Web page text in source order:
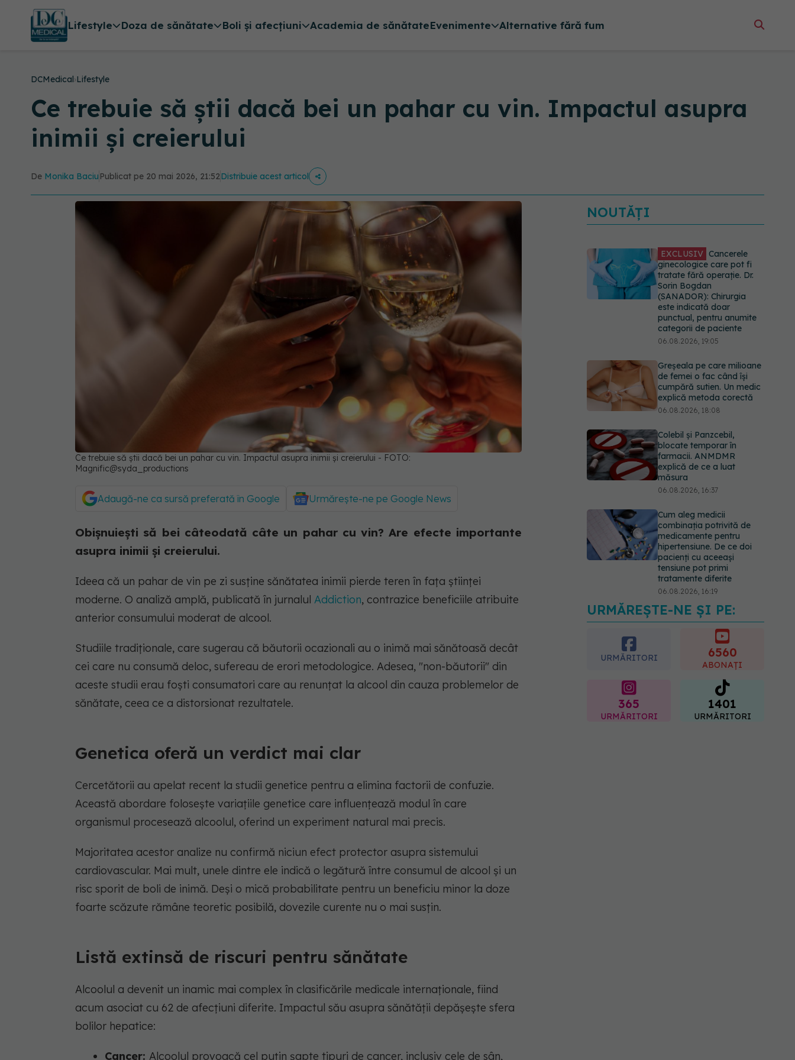
Lifestyle Doza de sănătate Boli și afecțiuni Academia de sănătateEvenimente Alternative fără fum
DCMedical›Lifestyle
Ce trebuie să știi dacă bei un pahar cu vin. Impactul asupra
inimii și creierului
De Monika Baciu Publicat pe 20 mai 2026, 21:52Distribuie acest articol
Ce trebuie să știi dacă bei un pahar cu vin. Impactul asupra inimii și creierului - FOTO:
Magnific@syda_productions
Adaugă-ne ca sursă preferată în Google Urmărește-ne pe Google News
Obișnuiești să bei câteodată câte un pahar cu vin? Are efecte importante
asupra inimii și creierului.
Ideea că un pahar de vin pe zi susține sănătatea inimii pierde teren în fața științei
moderne. O analiză amplă, publicată în jurnalul Addiction, contrazice beneficiile atribuite
anterior consumului moderat de alcool.
Studiile tradiționale, care sugerau că băutorii ocazionali au o inimă mai sănătoasă decât
cei care nu consumă deloc, sufereau de erori metodologice. Adesea, "non-băutorii" din
aceste studii erau foști consumatori care au renunțat la alcool din cauza problemelor de
sănătate, ceea ce a distorsionat rezultatele.
Genetica oferă un verdict mai clar
Cercetătorii au apelat recent la studii genetice pentru a elimina factorii de confuzie.
Această abordare folosește variațiile genetice care influențează modul în care
organismul procesează alcoolul, oferind un experiment natural mai precis.
Majoritatea acestor analize nu confirmă niciun efect protector asupra sistemului
cardiovascular. Mai mult, unele dintre ele indică o legătură între consumul de alcool și un
risc sporit de boli de inimă. Deși o mică probabilitate pentru un beneficiu minor la doze
foarte scăzute rămâne teoretic posibilă, dovezile curente nu o mai susțin.
Listă extinsă de riscuri pentru sănătate
Alcoolul a devenit un inamic mai complex în clasificările medicale internaționale, fiind
acum asociat cu 62 de afecțiuni diferite. Impactul său asupra sănătății depășește sfera
bolilor hepatice:
Cancer: Alcoolul provoacă cel puțin șapte tipuri de cancer, inclusiv cele de sân,
NOUTĂȚI
EXCLUSIV Cancerele
ginecologice care pot fi
tratate fără operație. Dr.
Sorin Bogdan
(SANADOR): Chirurgia
este indicată doar
punctual, pentru anumite
categorii de paciente
06.08.2026, 19:05
Greșeala pe care milioane
de femei o fac când își
cumpără sutien. Un medic
explică metoda corectă
06.08.2026, 18:08
Colebil și Panzcebil,
blocate temporar în
farmacii. ANMDMR
explică de ce a luat
măsura
06.08.2026, 16:37
Cum aleg medicii
combinația potrivită de
medicamente pentru
hipertensiune. De ce doi
pacienți cu aceeași
tensiune pot primi
tratamente diferite
06.08.2026, 16:19
Mii de angajați din
Sănătate ar putea primi
salarii mai mari.
Sindicatele cer schimbarea
URMĂREȘTE-NE ȘI PE:
URMĂRITORI 6560
ABONAȚI
365
URMĂRITORI
1401
URMĂRITORI